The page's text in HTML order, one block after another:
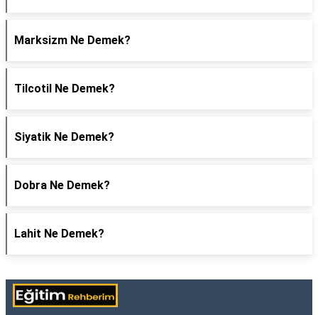
Marksizm Ne Demek?
Tilcotil Ne Demek?
Siyatik Ne Demek?
Dobra Ne Demek?
Lahit Ne Demek?